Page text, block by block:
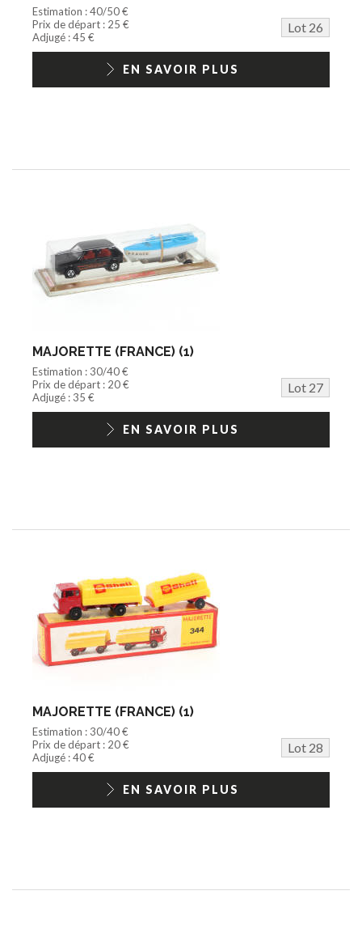
Estimation : 40/50 €
Prix de départ : 25 €
Lot 26
Adjugé : 45 €
EN SAVOIR PLUS
MAJORETTE (FRANCE) (1)
Estimation : 30/40 €
Prix de départ : 20 €
Lot 27
Adjugé : 35 €
EN SAVOIR PLUS
MAJORETTE (FRANCE) (1)
Estimation : 30/40 €
Prix de départ : 20 €
Lot 28
Adjugé : 40 €
EN SAVOIR PLUS